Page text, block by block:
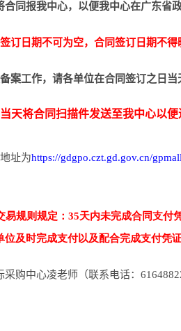
同报我中心，以便我中心在广东省
订日期不可为空，合同签订日期不得
案工作，请各单位在合同签订之日
天将合同扫描件发送至我中心以
址为https://gdgpo.czt.gd.gov.cn/
易规则规定：35天内未完成合同支
位及时完成支付以及配合完成支付凭
采购中心凌老师（联系电话：